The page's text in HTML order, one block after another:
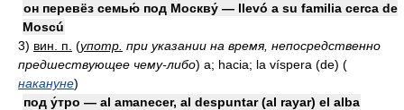
он перевёз семью́ под Москву́ — llevó a su familia cerca de
Moscú
3) вин. п. (употр. при указании на время, непосредственно
предшествующее чему-либо) a; hacia; la víspera (de) (
накануне)
под у́тро — al amanecer, al despuntar (al rayar) el alba